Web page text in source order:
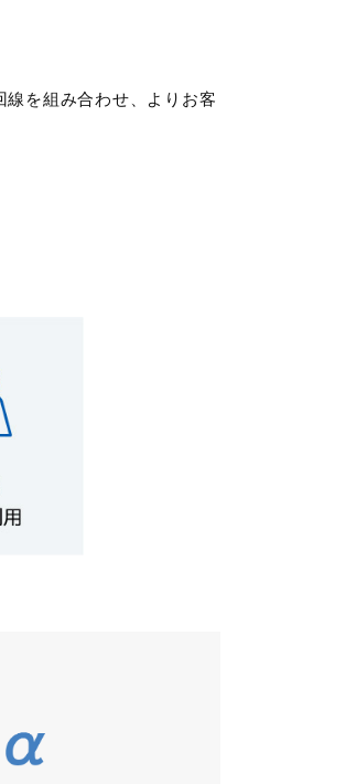
を組み合わせ、よりお客